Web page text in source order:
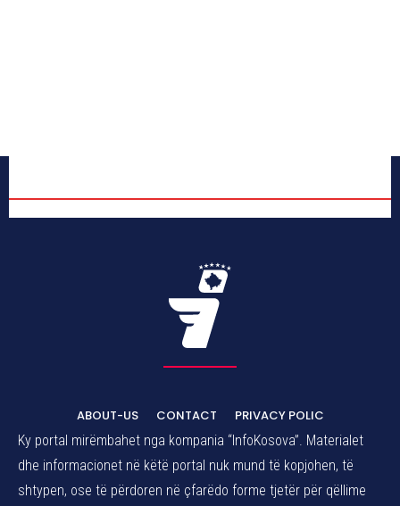
ABOUT-US CONTACT
PRIVACY POLIC
Ky portal mirëmbahet nga kompania “InfoKosova”. Materialet
dhe informacionet në këtë portal nuk mund të kopjohen, të
shtypen, ose të përdoren në çfarëdo forme tjetër për qëllime